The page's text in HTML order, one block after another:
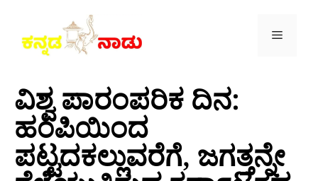
ವಿಶ್ವ ಪಾರಂಪರಿಕ ದಿನ:
ಹಂಪಿಯಿಂದ
ಪಟ್ಟದಕಲ್ಲುವರೆಗೆ, ಜಗತ್ತನ್ನೇ